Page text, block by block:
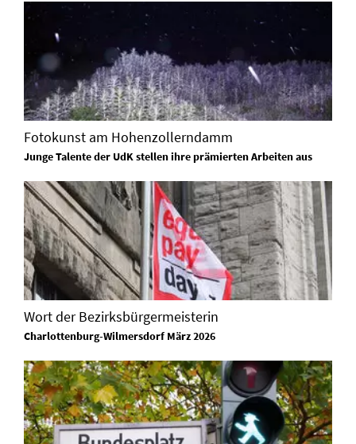
Fotokunst am Hohenzollerndamm
Junge Talente der UdK stellen ihre prämierten Arbeiten aus
Wort der Bezirksbürgermeisterin
Charlottenburg-Wilmersdorf März 2026